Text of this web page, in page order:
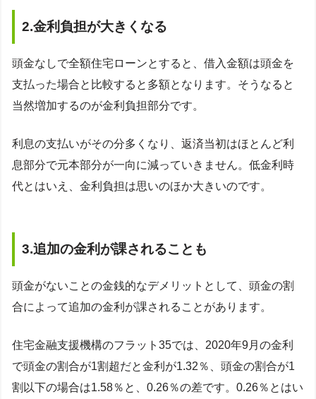
2.金利負担が大きくなる
頭金なしで全額住宅ローンとすると、借入金額は頭金を
支払った場合と比較すると多額となります。そうなると
当然増加するのが金利負担部分です。
利息の支払いがその分多くなり、返済当初はほとんど利
息部分で元本部分が一向に減っていきません。低金利時
代とはいえ、金利負担は思いのほか大きいのです。
3.追加の金利が課されることも
頭金がないことの金銭的なデメリットとして、頭金の割
合によって追加の金利が課されることがあります。
住宅金融支援機構のフラット35では、2020年9月の金利
で頭金の割合が1割超だと金利が1.32％、頭金の割合が1
割以下の場合は1.58％と、0.26％の差です。0.26％とはい